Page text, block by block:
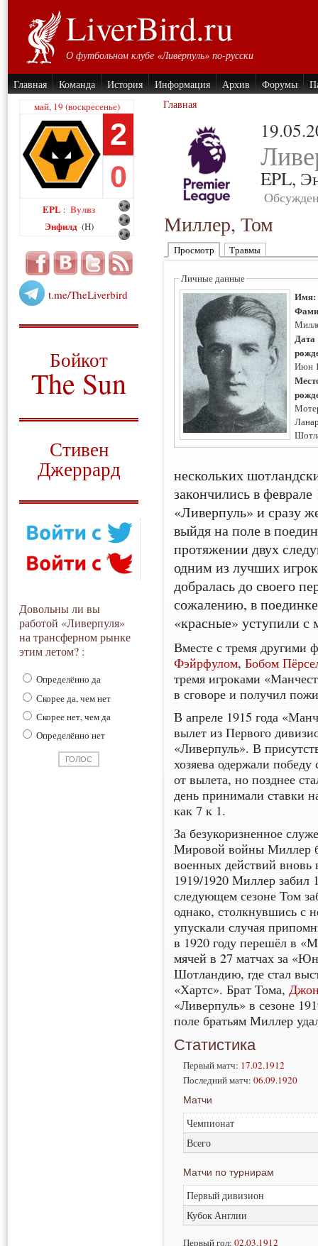
LiverBird.ru
О футбольном клубе «Ливерпуль» по-русски
Главная Команда История Информация Архив Форумы
май, 19 (воскресенье)
2
0
EPL : Вулвз
Энфилд (H)
t.me/TheLiverbird
Бойкот
The Sun
Стивен
Джеррард
Довольны ли вы
работой «Ливерпуля»
на трансферном рынке
этим летом? :
Определённо да
Скорее да, чем нет
Скорее нет, чем да
Определённо нет
Главная
EPL,
Миллер, Том
Просмотр Травмы
Личные данные
Дата
Июн
нескольких
закончились в
«Ливерпуль» и сразу
выйдя на поле в
протяжении двух
одним из лучших
добралась до своего
сожалению, в
«красные» уступили
Вместе с тремя другими
Фэйрфулом,Бобом
тремя игроками
в сговоре и получил
В апреле 1915 года
вылет из Первого
«Ливерпуль». В
хозяева одержали
от вылета, но позднее
день принимали ставки
как 7 к 1.
За безукоризненное
Мировой войны Миллер
военных действий вновь
1919/1920 Миллер забил
следующем сезоне Том
однако, столкнувшись с
упускали случая
в 1920 году перешёл в
мячей в 27 матчах за
Шотландию, где стал
«Хартс». Брат Тома,
«Ливерпуль» в сезоне
поле братьям Миллер
Статистика
Первый матч: 17.02.1912
Последний матч: 06.09.1920
Матчи
Чемпионат
Всего
Матчи по турнирам
Первый дивизион
Кубок Англии
Первый гол: 02.03.1912